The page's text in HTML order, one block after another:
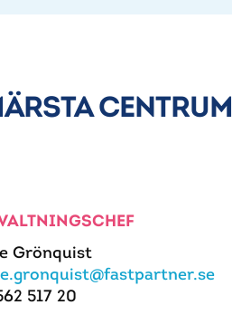
CENTRUM
Grönquist
517 20